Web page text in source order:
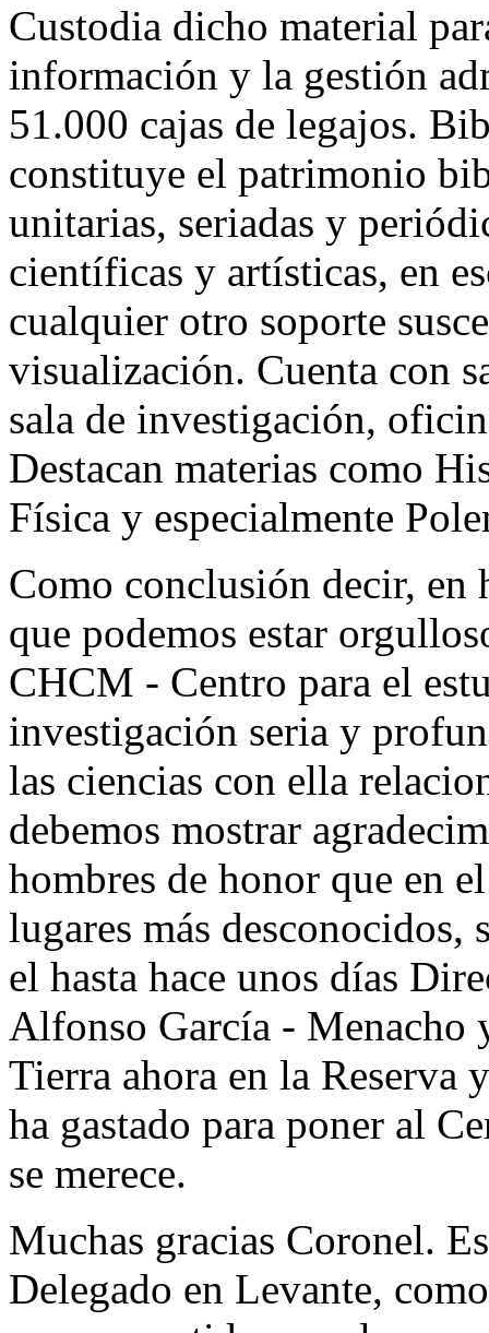
Custodia dicho material
información y la gestión
51.000 cajas de legajos.
constituye el patrimonio
unitarias, seriadas y
científicas y artísticas, en
cualquier otro soporte
visualización. Cuenta con
sala de investigación,
Destacan materias como
Física y especialmente
Como conclusión decir, en
que podemos estar
CHCM - Centro para el
investigación seria y
las ciencias con ella
debemos mostrar
hombres de honor que en
lugares más
el hasta hace unos días
Alfonso García - Menacho
Tierra ahora en la Reserva
ha gastado para poner al
se merece.
Muchas gracias Coronel.
Delegado en Levante,